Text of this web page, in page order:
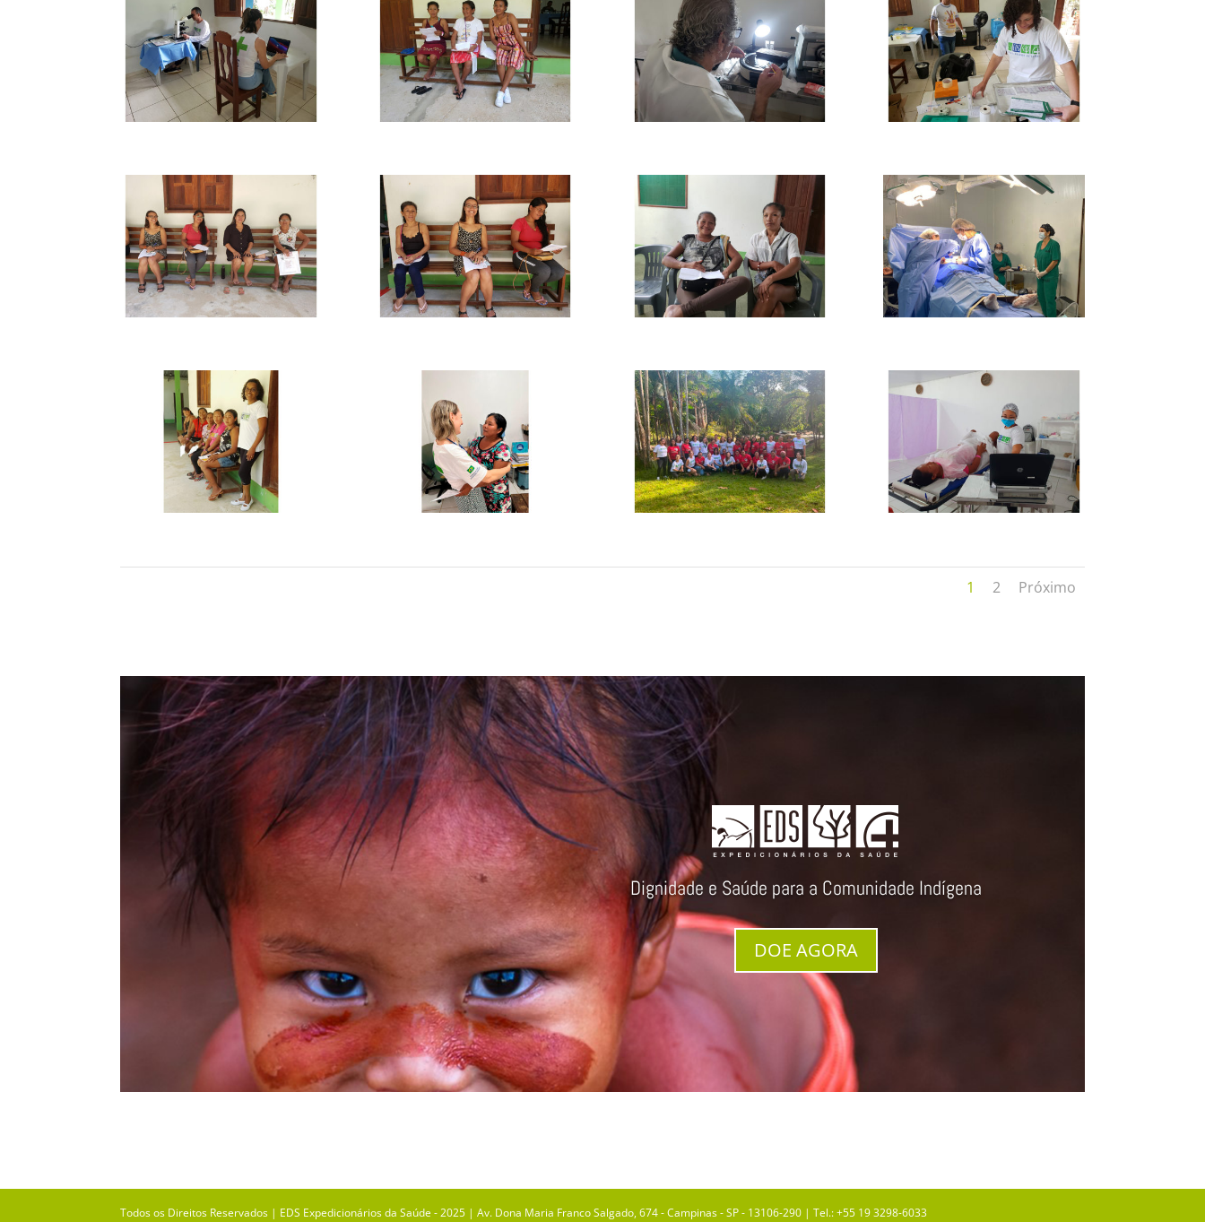
1 2 Próximo
Dignidade e Saúde para a Comunidade Indígena
DOE AGORA
Todos os Direitos Reservados | EDS Expedicionários da Saúde - 2025 | Av. Dona Maria Franco Salgado, 674 - Campinas - SP - 13106-290 | Tel.: +55 19 3298-6033